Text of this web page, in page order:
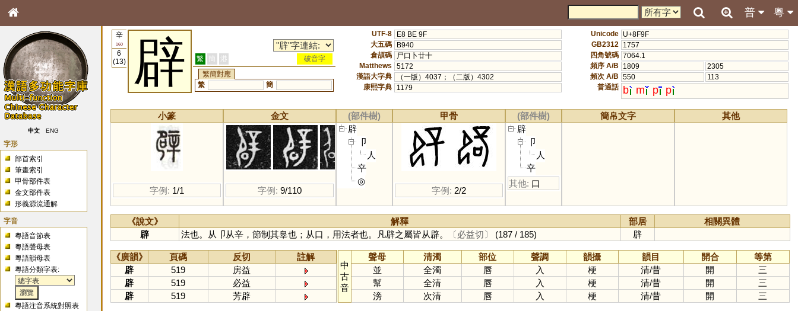
粵
普
中文 ENG
字形
部首索引
筆畫索引
甲骨部件表
金文部件表
形義源流通解
字音
粵語音節表
粵語聲母表
粵語韻母表
粵語分類字表:
粵語注音系統對照表
辛
160
6
(13)
辟 繁 簡 港
破音字
繁簡對應
繁
簡
UTF-8
E8 BE 9F
大五碼
B940
倉頡碼
尸口卜廿十
Matthews
5172
漢語大字典
（一版）4037；（二版）4302
康熙字典
1179
Unicode U+8F9F
GB2312
1757
四角號碼 7064.1
頻序 A/B
1809
2305
頻次 A/B 550
113
普通話 b m p p
小篆
字例: 1/1
金文
字例: 9/110
(部件樹)
辟
卩
人
䇂
◎
甲骨
字例: 2/2
(部件樹)
辟
卩
人
䇂
其他: 口
簡帛文字 其他
《說文》 解釋 部居
相關異體
辟
法也。从卩从辛，節制其辠也；从口，用法者也。凡辟之屬皆从辟。 〔必益切〕 (187 / 185) 辟
《廣韻》 頁碼 反切
註解
辟
519
房益
辟
519
必益
辟
519 芳辟
中
古
音
聲母 清濁 部位 聲調 韻攝 韻目 開合
等第
並
全濁 唇 入 梗 清/昔 開
三
幫
全清 唇 入 梗 清/昔 開
三
滂
次清 唇 入 梗 清/昔 開 三